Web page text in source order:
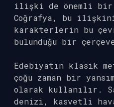
ilişki de önemli bir
Coğrafya, bu
karakterlerin bu
bulunduğu bir
Edebiyatın klasik
çoğu zaman bir
olarak kullanılır.
denizi, kasvetli